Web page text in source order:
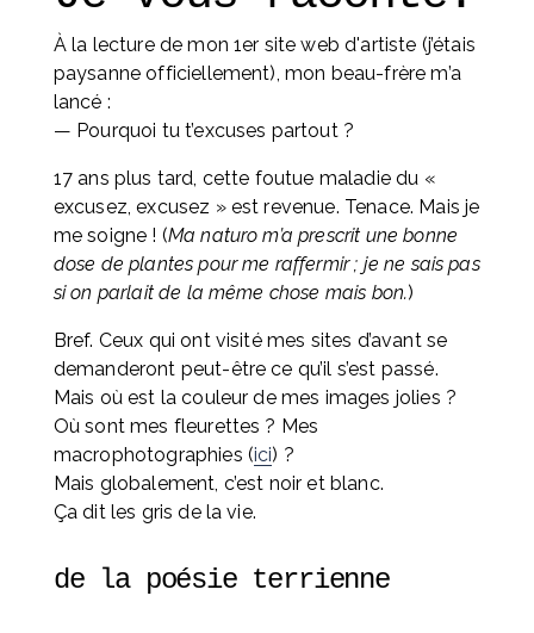
À la lecture de mon 1er site web d'artiste (j’étais
paysanne officiellement), mon beau-frère m’a
lancé :
— Pourquoi tu t’excuses partout ?
17 ans plus tard, cette foutue maladie du «
excusez, excusez » est revenue. Tenace. Mais je
me soigne ! (Ma naturo m’a prescrit une bonne
dose de plantes pour me raffermir ; je ne sais pas
si on parlait de la même chose mais bon.)
Bref. Ceux qui ont visité mes sites d’avant se
demanderont peut-être ce qu’il s’est passé.
Mais où est la couleur de mes images jolies ?
Où sont mes fleurettes ? Mes
macrophotographies (ici) ?
Mais globalement, c’est noir et blanc.
Ça dit les gris de la vie.
de la poésie terrienne